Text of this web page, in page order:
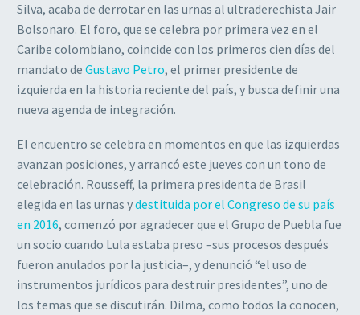
Silva, acaba de derrotar en las urnas al ultraderechista Jair
Bolsonaro. El foro, que se celebra por primera vez en el
Caribe colombiano, coincide con los primeros cien días del
mandato de Gustavo Petro, el primer presidente de
izquierda en la historia reciente del país, y busca definir una
nueva agenda de integración.
El encuentro se celebra en momentos en que las izquierdas
avanzan posiciones, y arrancó este jueves con un tono de
celebración. Rousseff, la primera presidenta de Brasil
elegida en las urnas ydestituida por el Congreso de su país
en 2016, comenzó por agradecer que el Grupo de Puebla fue
un socio cuando Lula estaba preso –sus procesos después
fueron anulados por la justicia–, y denunció “el uso de
instrumentos jurídicos para destruir presidentes”, uno de
los temas que se discutirán. Dilma, como todos la conocen,